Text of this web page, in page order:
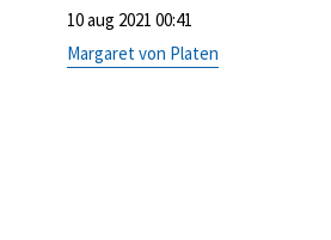
10 aug 2021 00:41
Margaret von Platen